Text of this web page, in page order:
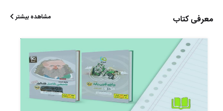
معرفی کتاب مشاهده بیشتر